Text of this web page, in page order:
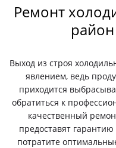
Ремонт
Выход из строя
явлением, ведь
приходится
обратиться к
качественный
предоставят
потратите